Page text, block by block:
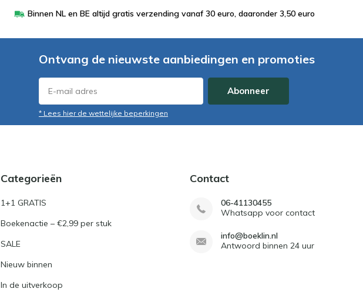
Binnen NL en BE altijd gratis verzending vanaf 30 euro, daaronder 3,50 euro
Ontvang de nieuwste aanbiedingen en promoties
Abonneer
* Lees hier de wettelijke beperkingen
Categorieën
1+1 GRATIS
Boekenactie – €2,99 per stuk
SALE
Nieuw binnen
In de uitverkoop
Contact
06-41130455
Whatsapp voor contact
info@boeklin.nl
Antwoord binnen 24 uur